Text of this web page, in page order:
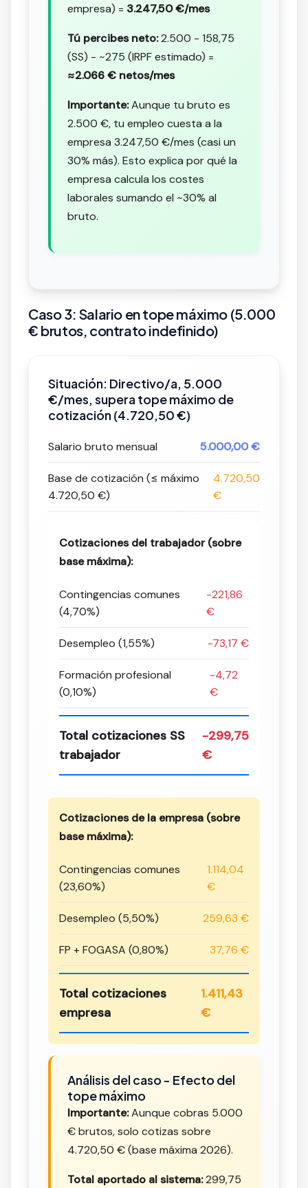
empresa) = 3.247,50 €/mes
Tú percibes neto:2.500 - 158,75
(SS) - ~275 (IRPF estimado) =
≈2.066 € netos/mes
Importante:Aunque tu bruto es
2.500 €, tu empleo cuesta a la
empresa 3.247,50 €/mes (casi un
30% más). Esto explica por qué la
empresa calcula los costes
laborales sumando el ~30% al
bruto.
Caso 3: Salario en tope máximo (5.000
€ brutos, contrato indefinido)
Situación: Directivo/a, 5.000
€/mes, supera tope máximo de
cotización (4.720,50 €)
Salario bruto mensual 5.000,00 €
Base de cotización (≤ máximo
4.720,50 €)
4.720,50
€
Cotizaciones del trabajador (sobre
base máxima):
Contingencias comunes
(4,70%)
-221,86
€
Desempleo (1,55%) -73,17 €
Formación profesional
(0,10%)
-4,72
€
Total cotizaciones SS
trabajador
-299,75
€
Cotizaciones de la empresa (sobre
base máxima):
Contingencias comunes
(23,60%)
1.114,04
€
Desempleo (5,50%) 259,63 €
FP + FOGASA (0,80%) 37,76 €
Total cotizaciones
empresa
1.411,43
€
Análisis del caso - Efecto del
tope máximo
Importante:Aunque cobras 5.000
€ brutos, solo cotizas sobre
4.720,50 € (base máxima 2026).
Total aportado al sistema:299,75